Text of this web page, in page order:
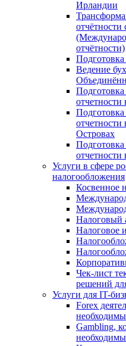
Ирландии
отчётности)
Ведение
Островах
Услуги в сфере
налогообложения
Косвенное
Налоговый
Налоговое
Чек-лист
решений
Услуги для IT-
Forex
Gambling,